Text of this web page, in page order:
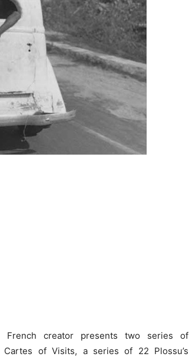
French creator presents two series of
of Visits, a series of 22 Plossu’s